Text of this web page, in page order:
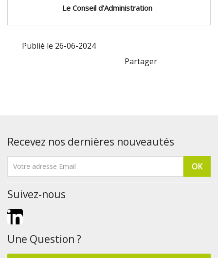
Le Conseil d’Administration
Publié le 26-06-2024
Partager
Recevez nos dernières nouveautés
Suivez-nous
Une Question ?